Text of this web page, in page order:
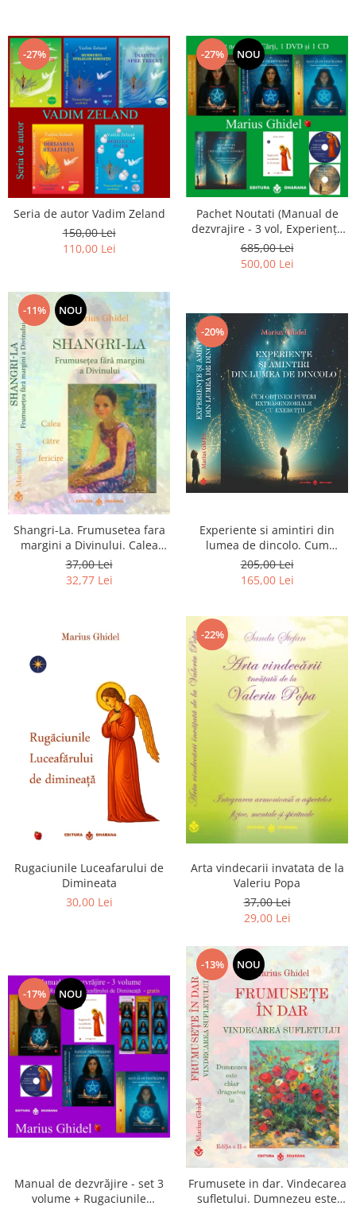
-27%
Seria de autor Vadim Zeland
150,00 Lei
110,00 Lei
-27% NOU
Pachet Noutati (Manual de
dezvrajire - 3 vol, Experiențe
și amintiri, Rugăciunile
Luceafarului de dimineata) -
Marius Ghidel
685,00 Lei
500,00 Lei
-11% NOU
Shangri-La. Frumusetea fara
margini a Divinului. Calea
catre fericire
37,00 Lei
32,77 Lei
-20%
Experiente si amintiri din
lumea de dincolo. Cum
obtinem puteri
extrasenzoriale - cu exercitii
205,00 Lei
165,00 Lei
Rugaciunile Luceafarului de
Dimineata
30,00 Lei
-22%
Arta vindecarii invatata de la
Valeriu Popa
37,00 Lei
29,00 Lei
-17% NOU
Manual de dezvrăjire - set 3
volume + Rugaciunile
-13% NOU
Frumusete in dar. Vindecarea
sufletului. Dumnezeu este